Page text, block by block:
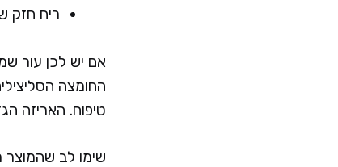
ריח חזק
אם יש לכן עור
החומצה
טיפוח. האריזה
שימו לב שהמוצר